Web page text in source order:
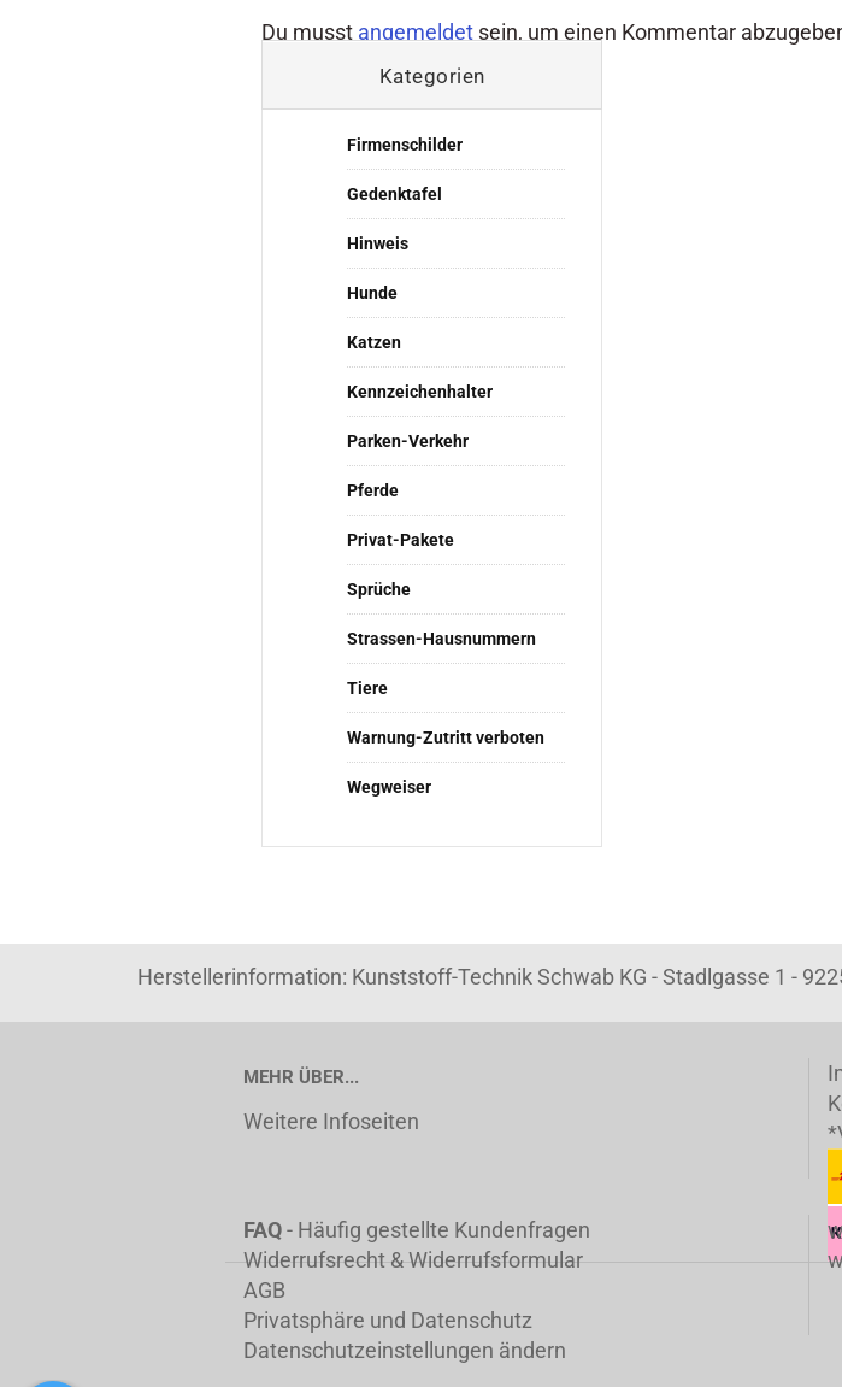
Du musst angemeldet sein, um einen Kommentar
Kategorien
Firmenschilder
Gedenktafel
Hinweis
Hunde
Katzen
Kennzeichenhalter
Parken-Verkehr
Pferde
Privat-Pakete
Sprüche
Strassen-Hausnummern
Tiere
Warnung-Zutritt verboten
Wegweiser
Herstellerinformation: Kunststoff-Technik Schwab KG - Stadlgasse 1 -
MEHR ÜBER...
Weitere Infoseiten
FAQ- Häufig gestellte Kundenfragen
Widerrufsrecht & Widerrufsformular
AGB
Privatsphäre und Datenschutz
Datenschutzeinstellungen ändern